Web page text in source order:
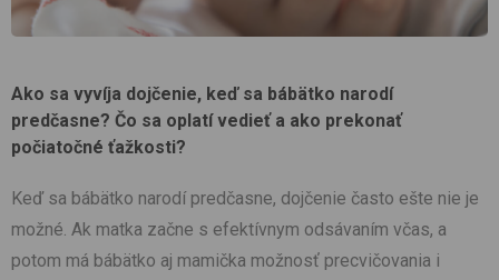
Ako sa vyvíja dojčenie, keď sa bábätko narodí
predčasne? Čo sa oplatí vedieť a ako prekonať
počiatočné ťažkosti?
Keď sa bábätko narodí predčasne, dojčenie často ešte nie je
možné. Ak matka začne s efektívnym odsávaním včas, a
potom má bábätko aj mamička možnosť precvičovania i